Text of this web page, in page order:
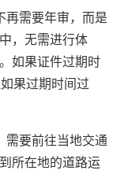
再需要年审，而是
，无需进行体
如果证件过期时
果过期时间过
需要前往当地交通
所在地的道路运